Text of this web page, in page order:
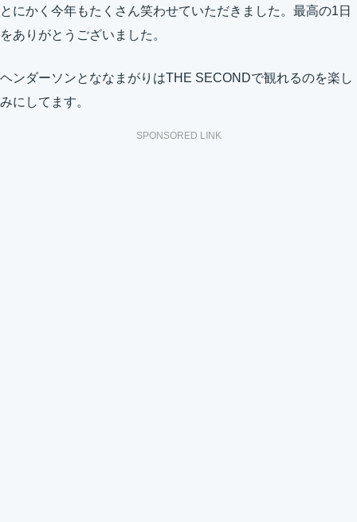
とにかく今年もたくさん笑わせていただきました。最高の1日
をありがとうございました。
ヘンダーソンとななまがりはTHE SECONDで観れるのを楽し
みにしてます。
SPONSORED LINK